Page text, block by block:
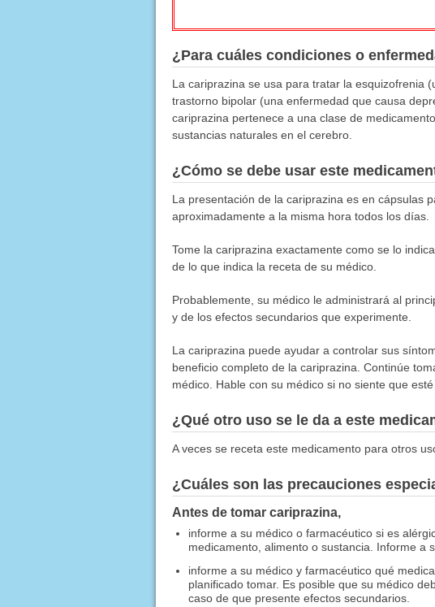
¿Para cuáles condiciones o
La cariprazina se usa para tratar la esquizofrenia
trastorno bipolar (una enfermedad que causa
cariprazina pertenece a una clase de
sustancias naturales en el cerebro.
¿Cómo se debe usar este
La presentación de la cariprazina es en cápsulas
aproximadamente a la misma hora todos los días.
Tome la cariprazina exactamente como se lo
de lo que indica la receta de su médico.
Probablemente, su médico le administrará al
y de los efectos secundarios que experimente.
La cariprazina puede ayudar a controlar sus
beneficio completo de la cariprazina. Continúe
médico. Hable con su médico si no siente que
¿Qué otro uso se le da a este
A veces se receta este medicamento para otros
¿Cuáles son las precauciones
Antes de tomar cariprazina,
informe a su médico o farmacéutico si es
medicamento, alimento o sustancia. Informe a
informe a su médico y farmacéutico qué
planificado tomar. Es posible que su médico
caso de que presente efectos secundarios.